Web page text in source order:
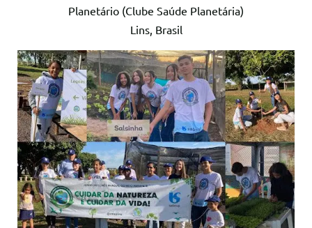
Planetário (Clube Saúde Planetária)
Lins, Brasil